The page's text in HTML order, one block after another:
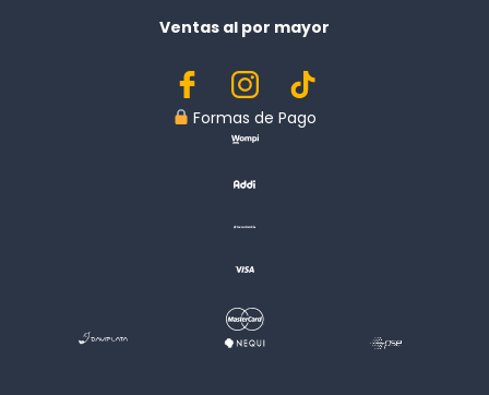
Ventas al por mayor
︎ Formas de Pago